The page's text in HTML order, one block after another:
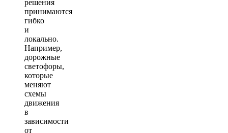
решения
принимаются
гибко
и
локально.
Например,
дорожные
светофоры,
которые
меняют
схемы
движения
в
зависимости
от